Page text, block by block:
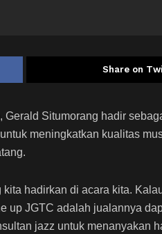
Share on
Gerald Situmorang hadir
meningkatkan kualitas
hadirkan di acara kita.
up JGTC adalah jualannya
jazz untuk menanyakan